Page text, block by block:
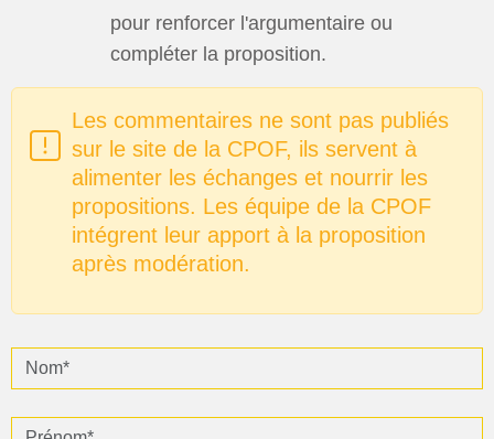
pour renforcer l'argumentaire ou
compléter la proposition.
Les commentaires ne sont pas publiés
sur le site de la CPOF, ils servent à
alimenter les échanges et nourrir les
propositions. Les équipe de la CPOF
intégrent leur apport à la proposition
après modération.
Nom*
Prénom* :